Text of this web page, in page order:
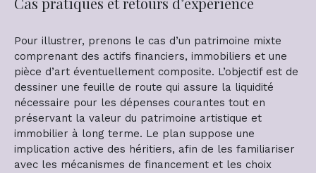
Pour illustrer, prenons le cas d’un patrimoine mixte
comprenant des actifs financiers, immobiliers et une
pièce d’art éventuellement composite. L’objectif est de
dessiner une feuille de route qui assure la liquidité
nécessaire pour les dépenses courantes tout en
préservant la valeur du patrimoine artistique et
immobilier à long terme. Le plan suppose une
implication active des héritiers, afin de les familiariser
avec les mécanismes de financement et les choix